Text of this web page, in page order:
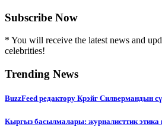
Subscribe Now
* You will receive the latest news and
celebrities!
Trending News
BuzzFeed редактору Крэйг Силвермандын
Кыргыз басылмалары: журналисттик этика